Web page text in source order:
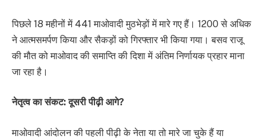
पिछले 18 महीनों में 441 माओवादी मुठभेड़ों में मारे गए हैं। 1200 से अधिक
ने आत्मसमर्पण किया और सैकड़ों को गिरफ्तार भी किया गया। बसव राजू
की मौत को माओवाद की समाप्ति की दिशा में अंतिम निर्णायक प्रहार माना
जा रहा है।
नेतृत्व का संकट: दूसरी पीढ़ी आगे?
माओवादी आंदोलन की पहली पीढ़ी के नेता या तो मारे जा चुके हैं या